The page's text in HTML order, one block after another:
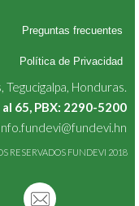
Preguntas frecuentes
Política de Privacidad
Honduras.
al 65, PBX: 2290-5200
RESERVADOS FUNDEVI 2018